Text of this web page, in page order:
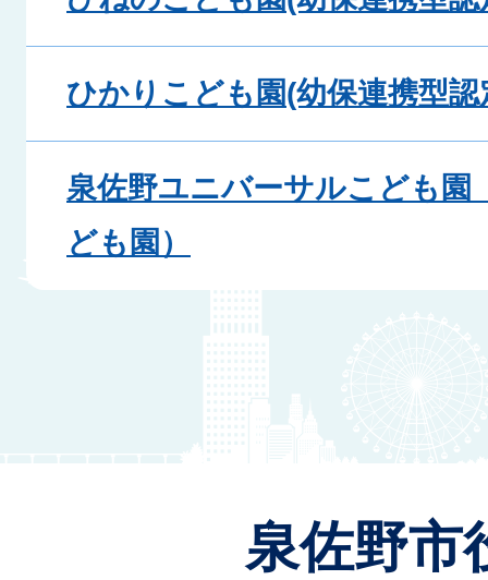
ひかりこども園(幼保連携型
泉佐野ユニバーサルこども園
ども園）
泉佐野市